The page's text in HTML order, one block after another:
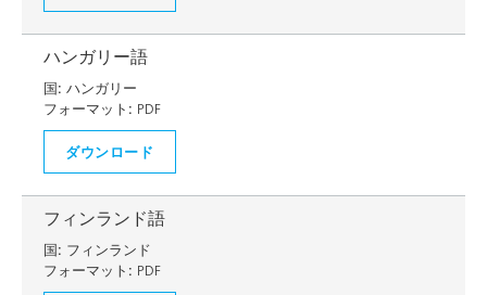
ハンガリー語
国: ハンガリー
フォーマット: PDF
ダウンロード
フィンランド語
国: フィンランド
フォーマット: PDF